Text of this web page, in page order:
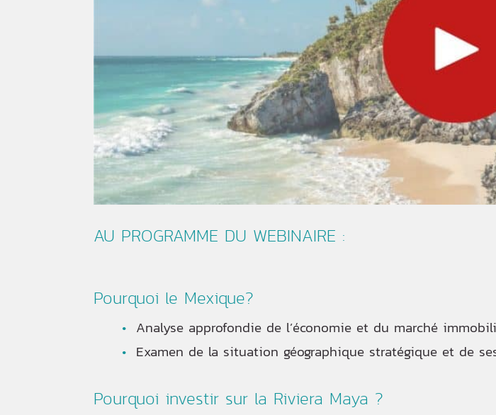
AU PROGRAMME DU WEBINAIRE :
Pourquoi le Mexique?
Analyse approfondie de l’économie et du marché
Examen de la situation géographique stratégique et de
Pourquoi investir sur la Riviera Maya ?